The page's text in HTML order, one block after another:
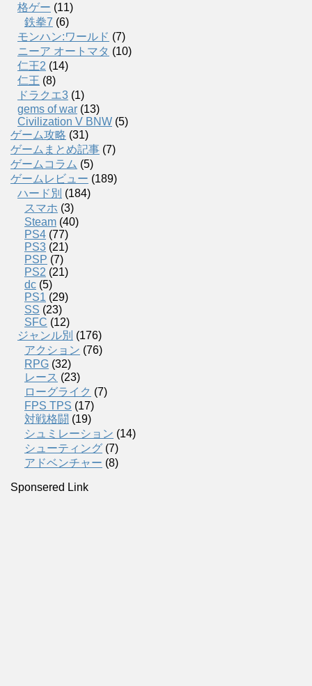
格ゲー (11)
鉄拳7 (6)
モンハン:ワールド (7)
ニーア オートマタ (10)
仁王2 (14)
仁王 (8)
ドラクエ3 (1)
gems of war (13)
Civilization V BNW (5)
ゲーム攻略 (31)
ゲームまとめ記事 (7)
ゲームコラム (5)
ゲームレビュー (189)
ハード別 (184)
スマホ (3)
Steam (40)
PS4 (77)
PS3 (21)
PSP (7)
PS2 (21)
dc (5)
PS1 (29)
SS (23)
SFC (12)
ジャンル別 (176)
アクション (76)
RPG (32)
レース (23)
ローグライク (7)
FPS TPS (17)
対戦格闘 (19)
シュミレーション (14)
シューティング (7)
アドベンチャー (8)
Sponsered Link